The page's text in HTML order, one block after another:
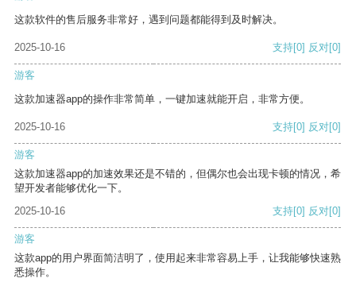
这款软件的售后服务非常好，遇到问题都能得到及时解决。
2025-10-16 支持[0] 反对[0]
游客
这款加速器app的操作非常简单，一键加速就能开启，非常方便。
2025-10-16 支持[0] 反对[0]
游客
这款加速器app的加速效果还是不错的，但偶尔也会出现卡顿的情况，希
望开发者能够优化一下。
2025-10-16
支持[0] 反对[0]
游客
这款app的用户界面简洁明了，使用起来非常容易上手，让我能够快速熟
悉操作。